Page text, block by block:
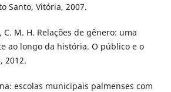
Santo, Vitória, 2007.
C. M. H. Relações de gênero: uma
ao longo da história. O público e o
2012.
escolas municipais palmenses com